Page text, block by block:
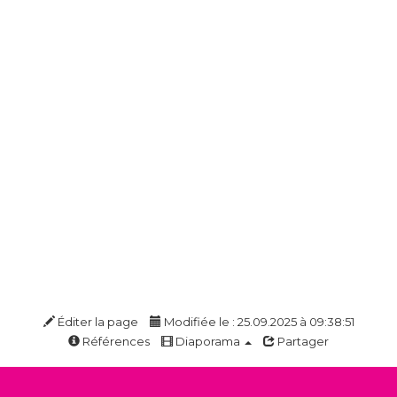
Éditer la page
Modifiée le : 25.09.2025 à 09:38:51
Références
Diaporama Partager